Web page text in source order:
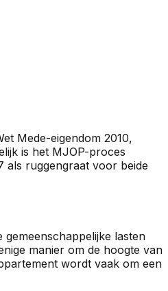
Mede-eigendom 2010,
is het MJOP-proces
als ruggengraat voor beide
lasten
manier om de hoogte van
wordt vaak om een